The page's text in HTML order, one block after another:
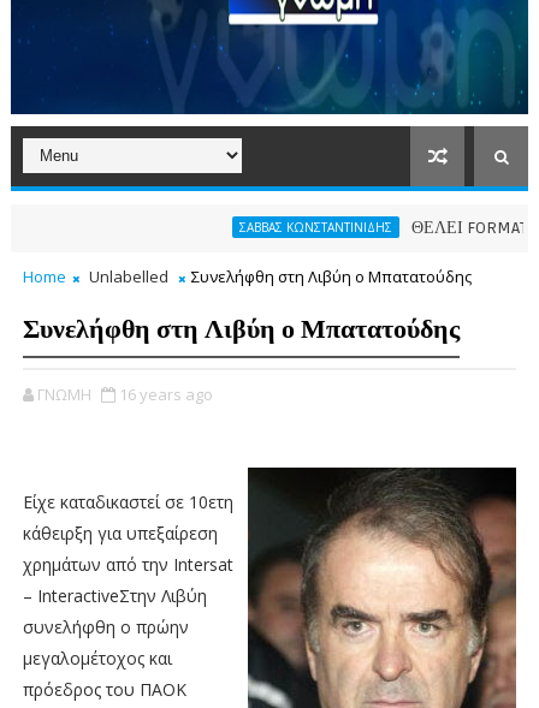
ΣΑΒΒΑΣ ΚΩΝΣΤΑΝΤΙΝΙΔΗΣ ΘΕΛΕΙ FORMAT O ΑΡΗΣ
Home Unlabelled Συνελήφθη στη Λιβύη ο Μπατατούδης
Συνελήφθη στη Λιβύη ο Μπατατούδης
ΓΝΩΜΗ 16 years ago
Είχε καταδικαστεί σε 10ετη
κάθειρξη για υπεξαίρεση
χρημάτων από την Intersat
– InteractiveΣτην Λιβύη
συνελήφθη ο πρώην
μεγαλομέτοχος και
πρόεδρος του ΠΑΟΚ